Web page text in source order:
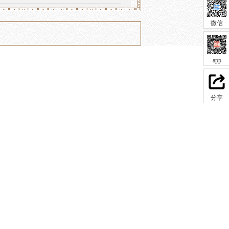
微信
app
分享